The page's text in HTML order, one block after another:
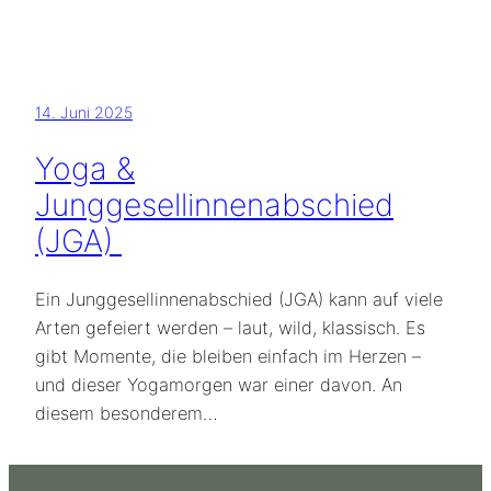
14. Juni 2025
Yoga &
Junggesellinnenabschied
(JGA)
Ein Junggesellinnenabschied (JGA) kann auf viele
Arten gefeiert werden – laut, wild, klassisch. Es
gibt Momente, die bleiben einfach im Herzen –
und dieser Yogamorgen war einer davon. An
diesem besonderem…